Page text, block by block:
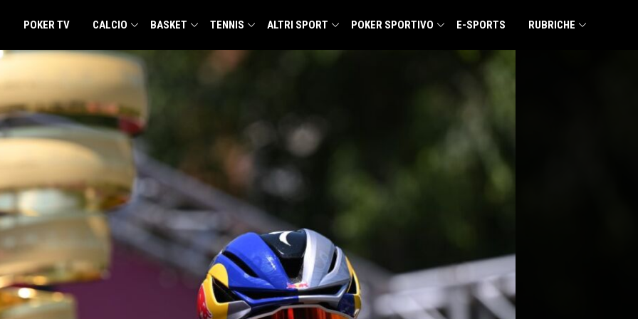
POKER TV CALCIO BASKET TENNIS ALTRI SPORT POKER SPORTIVO E-SPORTS RUBRICHE